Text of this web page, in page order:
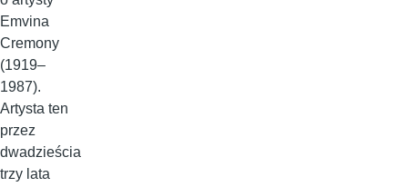
Emvina
Cremony
(1919–
1987).
Artysta ten
przez
dwadzieścia
trzy lata